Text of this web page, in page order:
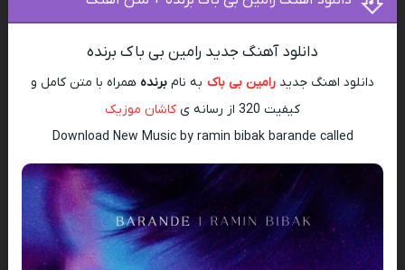
دانلود آهنگ جدید رامین بی باک برنده
دانلود اهنگ جدید رامین بی باک به نام برنده همراه با متن کامل و
کیفیت 320 از رسانه ی
کاشان موزیک
Download New Music by ramin bibak barande called